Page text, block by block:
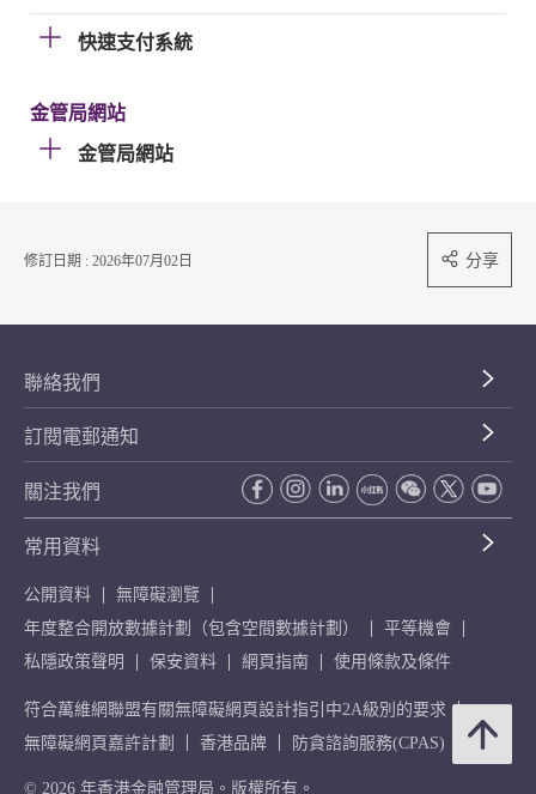
快速支付系統
金管局網站
金管局網站
修訂日期 : 2026年07月02日 分享
聯絡我們
訂閱電郵通知
關注我們
常用資料
公開資料
無障礙瀏覽
年度整合開放數據計劃（包含空間數據計劃）
平等機會
私隱政策聲明
保安資料 網頁指南 使用條款及條件
符合萬維網聯盟有關無障礙網頁設計指引中2A級別的要求
無障礙網頁嘉許計劃
香港品牌 防貪諮詢服務(CPAS)
© 2026 年香港金融管理局。版權所有。